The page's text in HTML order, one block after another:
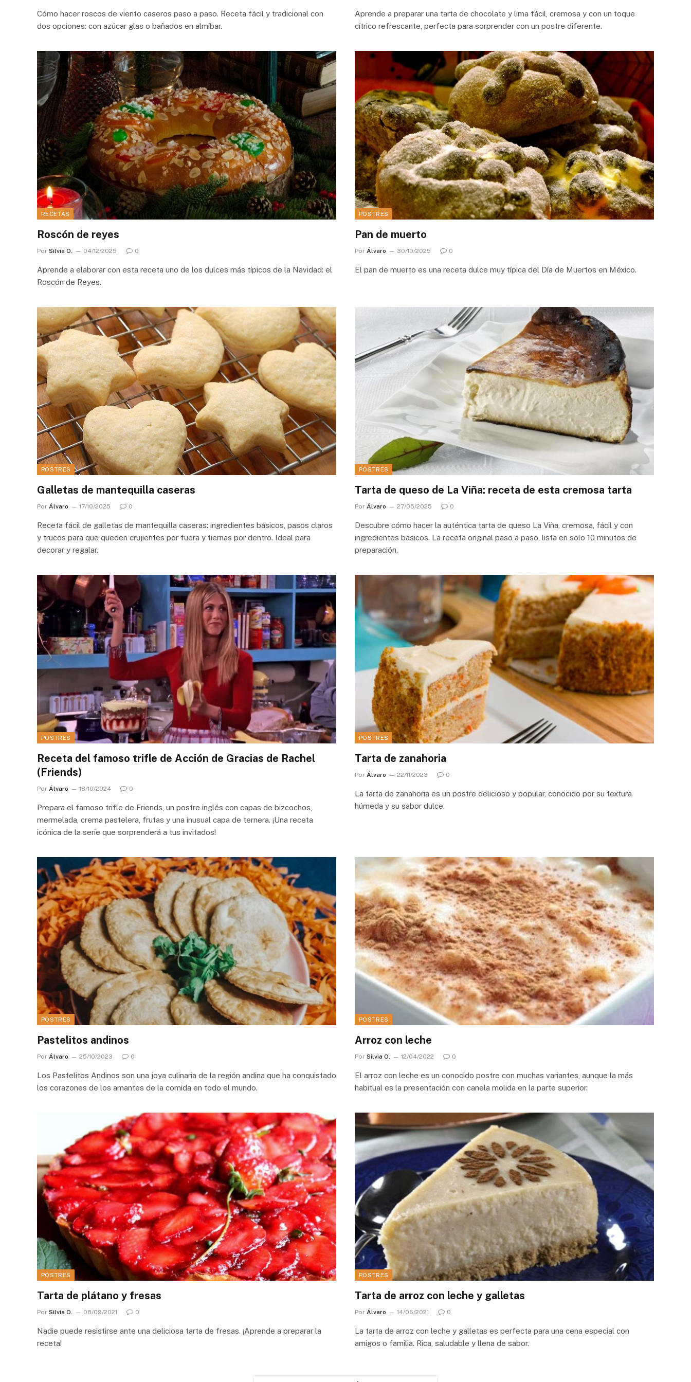
Cómo hacer roscos de viento caseros paso a paso. Receta fácil y tradicional con
dos opciones: con azúcar glas o bañados en almíbar.
Aprende a preparar una tarta de chocolate y lima fácil, cremosa y con un toque
cítrico refrescante, perfecta para sorprender con un postre diferente.
RECETAS
Roscón de reyes
Por Silvia O. 04/12/2025 0
Aprende a elaborar con esta receta uno de los dulces más típicos de la Navidad: el
Roscón de Reyes.
POSTRES
Pan de muerto
Por Álvaro 30/10/2025 0
El pan de muerto es una receta dulce muy típica del Día de Muertos en México.
POSTRES
Galletas de mantequilla caseras
Por Álvaro 17/10/2025 0
Receta fácil de galletas de mantequilla caseras: ingredientes básicos, pasos claros
y trucos para que queden crujientes por fuera y tiernas por dentro. Ideal para
decorar y regalar.
POSTRES
Tarta de queso de La Viña: receta de esta cremosa tarta
Por Álvaro 27/05/2025 0
Descubre cómo hacer la auténtica tarta de queso La Viña, cremosa, fácil y con
ingredientes básicos. La receta original paso a paso, lista en solo 10 minutos de
preparación.
POSTRES
Receta del famoso trifle de Acción de Gracias de Rachel
(Friends)
Por Álvaro 18/10/2024 0
Prepara el famoso trifle de Friends, un postre inglés con capas de bizcochos,
mermelada, crema pastelera, frutas y una inusual capa de ternera. ¡Una receta
icónica de la serie que sorprenderá a tus invitados!
POSTRES
Tarta de zanahoria
Por Álvaro 22/11/2023 0
La tarta de zanahoria es un postre delicioso y popular, conocido por su textura
húmeda y su sabor dulce.
POSTRES
Pastelitos andinos
Por Álvaro 25/10/2023 0
Los Pastelitos Andinos son una joya culinaria de la región andina que ha conquistado
los corazones de los amantes de la comida en todo el mundo.
POSTRES
Arroz con leche
Por Silvia O. 12/04/2022 0
El arroz con leche es un conocido postre con muchas variantes, aunque la más
habitual es la presentación con canela molida en la parte superior.
POSTRES
Tarta de plátano y fresas
Por Silvia O. 08/09/2021 0
Nadie puede resistirse ante una deliciosa tarta de fresas. ¡Aprende a preparar la
receta!
POSTRES
Tarta de arroz con leche y galletas
Por Álvaro 14/06/2021 0
La tarta de arroz con leche y galletas es perfecta para una cena especial con
amigos o familia. Rica, saludable y llena de sabor.